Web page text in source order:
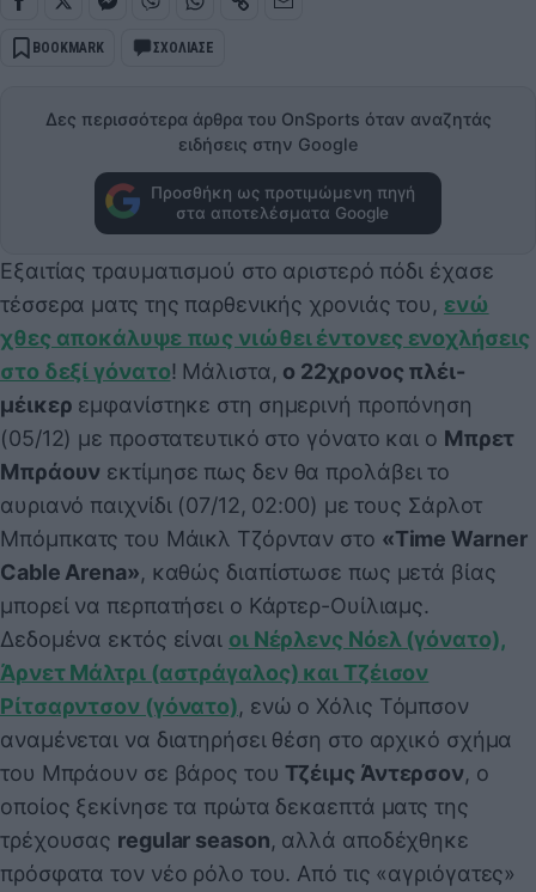
BOOKMARK ΣΧΟΛΙΑΣΕ
Δες περισσότερα άρθρα του OnSports όταν αναζητάς
ειδήσεις στην Google
Προσθήκη ως προτιμώμενη πηγή
στα αποτελέσματα Google
Εξαιτίας τραυματισμού στο αριστερό πόδι έχασε
τέσσερα ματς της παρθενικής χρονιάς του, ενώ
χθες αποκάλυψε πως νιώθει έντονες ενοχλήσεις
στο δεξί γόνατο! Μάλιστα, ο 22χρονος πλέι-
μέικερ εμφανίστηκε στη σημερινή προπόνηση
(05/12) με προστατευτικό στο γόνατο και ο Μπρετ
Μπράουν εκτίμησε πως δεν θα προλάβει το
αυριανό παιχνίδι (07/12, 02:00) με τους Σάρλοτ
Μπόμπκατς του Μάικλ Τζόρνταν στο «Time Warner
Cable Arena», καθώς διαπίστωσε πως μετά βίας
μπορεί να περπατήσει ο Κάρτερ-Ουίλιαμς.
Δεδομένα εκτός είναι οι Νέρλενς Νόελ (γόνατο),
Άρνετ Μάλτρι (αστράγαλος) και Τζέισον
Ρίτσαρντσον (γόνατο), ενώ ο Χόλις Τόμπσον
αναμένεται να διατηρήσει θέση στο αρχικό σχήμα
του Μπράουν σε βάρος του Τζέιμς Άντερσον, ο
οποίος ξεκίνησε τα πρώτα δεκαεπτά ματς της
τρέχουσας regular season, αλλά αποδέχθηκε
πρόσφατα τον νέο ρόλο του. Από τις «αγριόγατες»